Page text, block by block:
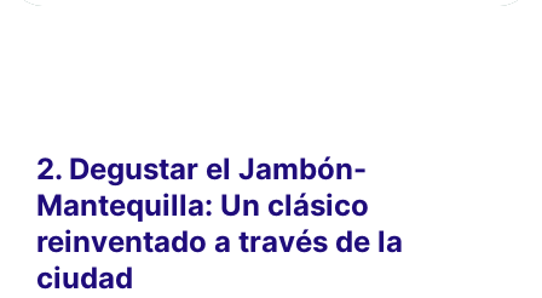
2. Degustar el Jambón-
Mantequilla: Un clásico
reinventado a través de la
ciudad